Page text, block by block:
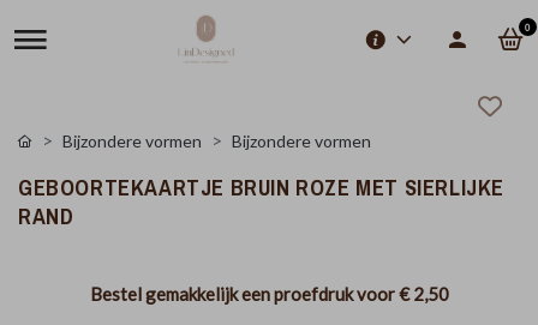
0
Bijzondere vormen Bijzondere vormen
GEBOORTEKAARTJE BRUIN ROZE MET SIERLIJKE
RAND
Bestel gemakkelijk een proefdruk voor€ 2,50